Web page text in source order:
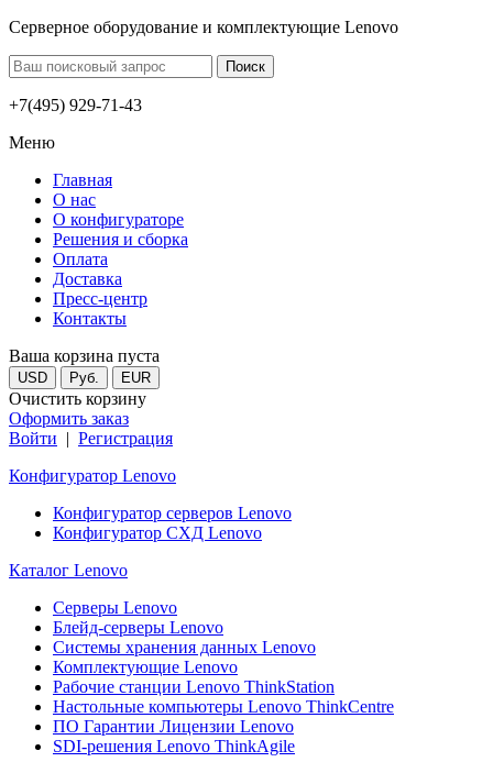
Серверное оборудование и комплектующие Lenovo
+7(495) 929-71-43
Меню
Главная
О нас
О конфигураторе
Решения и сборка
Оплата
Доставка
Пресс-центр
Контакты
Ваша корзина пуста
USD Руб. EUR
Очистить корзину
Оформить заказ
Войти | Регистрация
Конфигуратор Lenovo
Конфигуратор серверов Lenovo
Конфигуратор СХД Lenovo
Каталог Lenovo
Серверы Lenovo
Блейд-серверы Lenovo
Системы хранения данных Lenovo
Комплектующие Lenovo
Рабочие станции Lenovo ThinkStation
Настольные компьютеры Lenovo ThinkCentre
ПО Гарантии Лицензии Lenovo
SDI-решения Lenovo ThinkAgile